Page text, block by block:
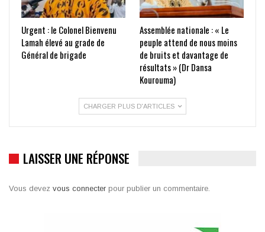
Urgent : le Colonel Bienvenu
Lamah élevé au grade de
Général de brigade
Assemblée nationale : « Le
peuple attend de nous moins
de bruits et davantage de
résultats » (Dr Dansa
Kourouma)
CHARGER PLUS D'ARTICLES
LAISSER UNE RÉPONSE
Vous devez vous connecter pour publier un commentaire.